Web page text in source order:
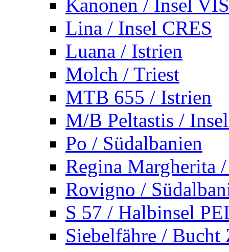
Kanonen / Insel VIS
Lina / Insel CRES
Luana / Istrien
Molch / Triest
MTB 655 / Istrien
M/B Peltastis /
Po / Südalbanien
Regina Margherita
Rovigno /
S 57 / Halbinsel
Siebelfähre / Bucht